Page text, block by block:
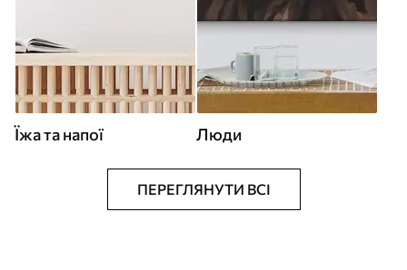
Їжа та напої Люди
ПЕРЕГЛЯНУТИ ВСІ